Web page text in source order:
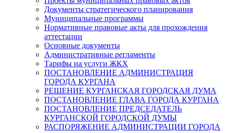
Документы стратегического планирования
Муниципальные программы
Нормативные правовые акты для прохождения
аттестации
Основные документы
Административные регламенты
Тарифы на услуги ЖКХ
ПОСТАНОВЛЕНИЕ АДМИНИСТРАЦИЯ
ГОРОДА КУРГАНА
РЕШЕНИЕ КУРГАНСКАЯ ГОРОДСКАЯ ДУМА
ПОСТАНОВЛЕНИЕ ГЛАВА ГОРОДА КУРГАНА
ПОСТАНОВЛЕНИЕ ПРЕДСЕДАТЕЛЬ
КУРГАНСКОЙ ГОРОДСКОЙ ДУМЫ
РАСПОРЯЖЕНИЕ АДМИНИСТРАЦИИ ГОРОДА